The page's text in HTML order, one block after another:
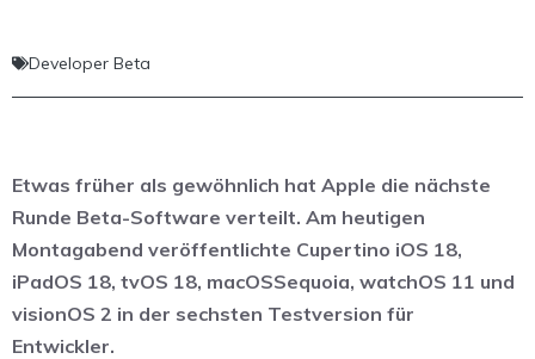
Developer Beta
Etwas früher als gewöhnlich hat Apple die nächste
Runde Beta-Software verteilt. Am heutigen
Montagabend veröffentlichte Cupertino iOS 18,
iPadOS 18, tvOS 18, macOSSequoia, watchOS 11 und
visionOS 2 in der sechsten Testversion für
Entwickler.